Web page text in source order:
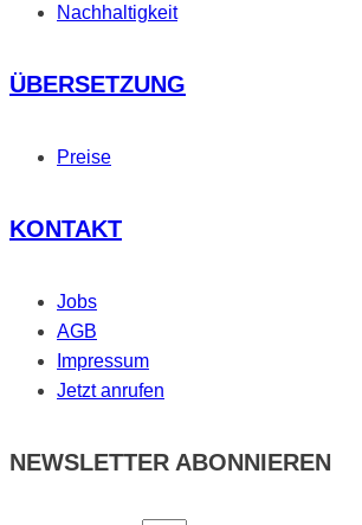
Nachhaltigkeit
ÜBERSETZUNG
Preise
KONTAKT
Jobs
AGB
Impressum
Jetzt anrufen
NEWSLETTER ABONNIEREN